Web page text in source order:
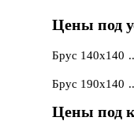
Цены под
Брус 140х140
Брус 190х140
Цены под